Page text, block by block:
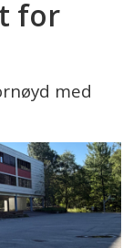
for
med